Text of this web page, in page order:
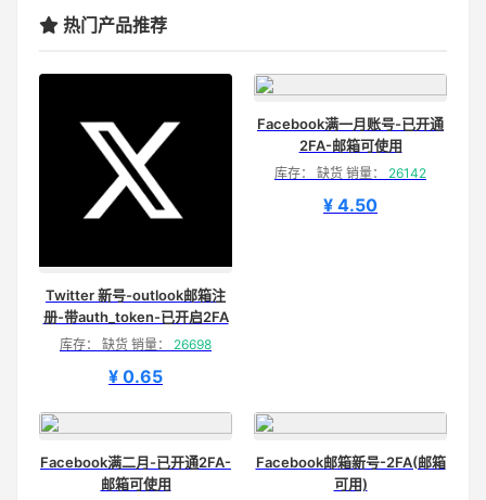
热门产品推荐
Twitter 新号-outlook邮箱注
册-带auth_token-已开启2FA
库存： 缺货 销量： 26698
¥ 0.65
Facebook满一月账号-已开通
2FA-邮箱可使用
库存： 缺货 销量： 26142
¥ 4.50
Facebook满二月-已开通2FA-
邮箱可使用
Facebook邮箱新号-2FA(邮箱
可用)